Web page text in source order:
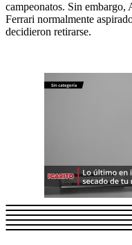
campeonatos. Sin
Ferrari normalmente
decidieron retirarse.